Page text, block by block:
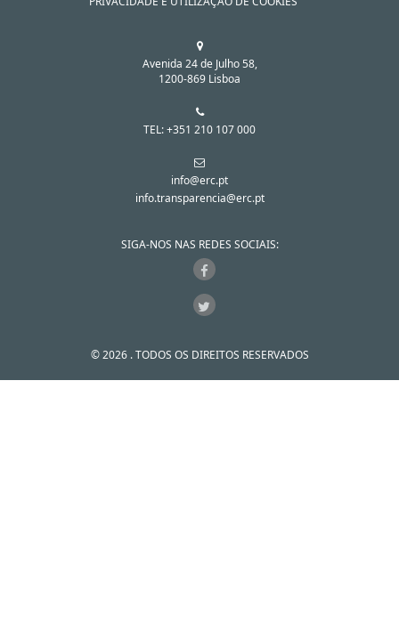
Avenida 24 de Julho 58,
1200-869 Lisboa
TEL: +351 210 107 000
info@erc.pt
info.transparencia@erc.pt
SIGA-NOS NAS REDES SOCIAIS:
© 2026 . TODOS OS DIREITOS RESERVADOS